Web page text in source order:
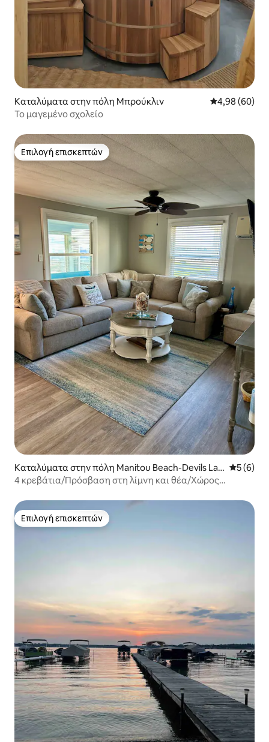
Καταλύματα στην πόλη Μπρούκλιν Μέση
4,98 (60)
Το μαγεμένο σχολείο
Επιλογή επισκεπτών
Επιλογή επισκεπτών
Καταλύματα στην πόλη Manitou Beach-Devils Lak
e
Μέση
5 (6)
4 κρεβάτια/Πρόσβαση στη λίμνη και θέα/Χώρος
Επιλογή επισκεπτών
Επιλογή επισκεπτών